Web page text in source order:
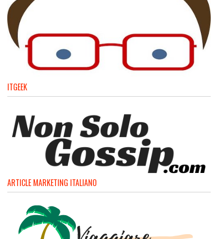
ITGEEK
ARTICLE MARKETING ITALIANO